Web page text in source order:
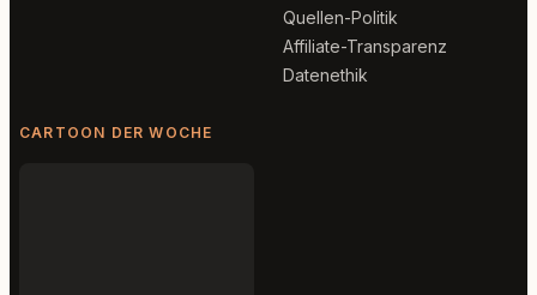
Quellen-Politik
Affiliate-Transparenz
Datenethik
CARTOON DER WOCHE